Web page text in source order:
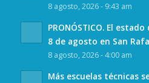
8 agosto, 2026 - 9:43 am
PRONÓSTICO. El
8 de agosto en San
8 agosto, 2026 - 4:00 am
Más escuelas técnicas